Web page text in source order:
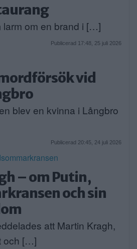
larm om en brand i […]
Publicerad 17:48, 25 juli 2026
vid
blev en kvinna i Långbro
Publicerad 20:45, 24 juli 2026
– om Putin,
och sin
att Martin Kragh,
och […]